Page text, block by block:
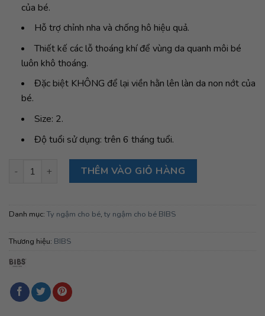
của bé.
Hỗ trợ chỉnh nha và chống hô hiệu quả.
Thiết kế các lỗ thoáng khí để vùng da quanh môi bé
luôn khô thoáng.
Đặc biệt KHÔNG để lại viền hằn lên làn da non nớt của
bé.
Size: 2.
Độ tuổi sử dụng: trên 6 tháng tuổi.
Ty ngậm núm dẹt cao su tự nhiên BIBS Pacifier Colour Latex
THÊM VÀO GIỎ HÀNG
Danh mục: Ty ngậm cho bé, ty ngậm cho bé BIBS
Thương hiệu: BIBS